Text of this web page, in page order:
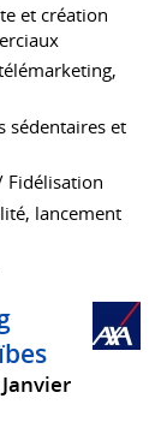
et création
sédentaires et
Fidélisation
lancement
Janvier